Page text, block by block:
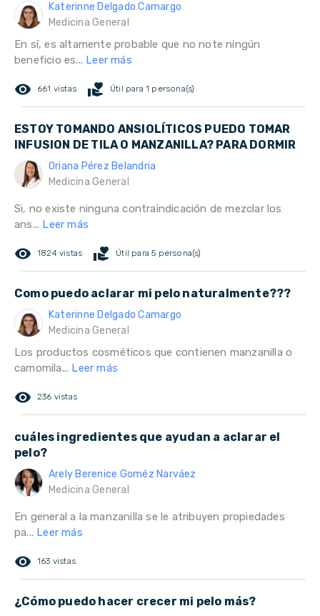
Katerinne Delgado Camargo
Medicina General
En sí, es altamente probable que no note ningún
beneficio es... Leer más
remove_red_eye 661 vistas volunteer_activism Útil para 1 persona(s)
ESTOY TOMANDO ANSIOLÍTICOS PUEDO TOMAR
INFUSION DE TILA O MANZANILLA? PARA DORMIR
Oriana Pérez Belandria
Medicina General
Si, no existe ninguna contraindicación de mezclar los
ans... Leer más
remove_red_eye 1824 vistas volunteer_activism Útil para 5 persona(s)
Como puedo aclarar mi pelo naturalmente???
Katerinne Delgado Camargo
Medicina General
Los productos cosméticos que contienen manzanilla o
camomila... Leer más
remove_red_eye 236 vistas
cuáles ingredientes que ayudan a aclarar el
pelo?
Arely Berenice Goméz Narváez
Medicina General
En general a la manzanilla se le atribuyen propiedades
pa... Leer más
remove_red_eye 163 vistas
¿Cómo puedo hacer crecer mi pelo más?